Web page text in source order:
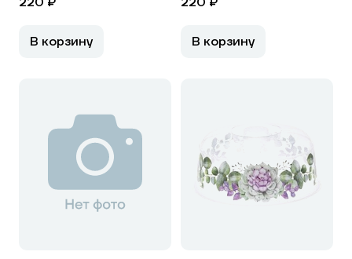
В корзину В корзину